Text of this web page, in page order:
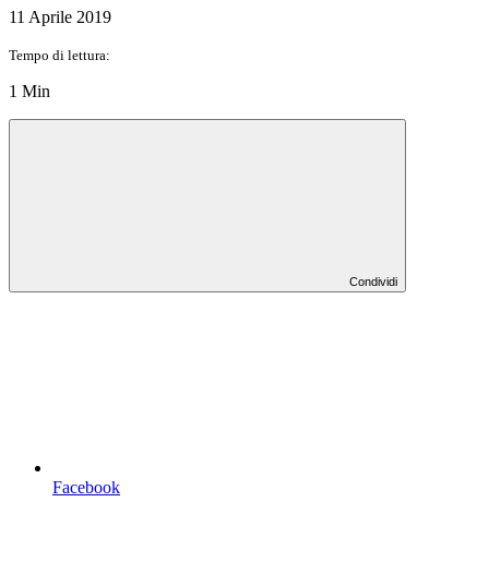
11 Aprile 2019
Tempo di lettura:
1 Min
Condividi
Facebook